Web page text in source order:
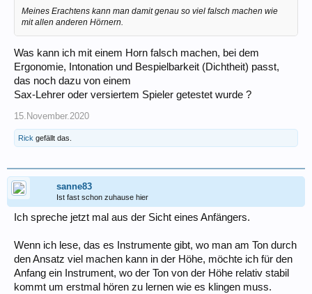
Meines Erachtens kann man damit genau so viel falsch machen wie
mit allen anderen Hörnern.
Was kann ich mit einem Horn falsch machen, bei dem
Ergonomie, Intonation und Bespielbarkeit (Dichtheit) passt,
das noch dazu von einem
Sax-Lehrer oder versiertem Spieler getestet wurde ?
15.November.2020
Rick gefällt das.
sanne83
Ist fast schon zuhause hier
Ich spreche jetzt mal aus der Sicht eines Anfängers.
Wenn ich lese, das es Instrumente gibt, wo man am Ton durch
den Ansatz viel machen kann in der Höhe, möchte ich für den
Anfang ein Instrument, wo der Ton von der Höhe relativ stabil
kommt um erstmal hören zu lernen wie es klingen muss.